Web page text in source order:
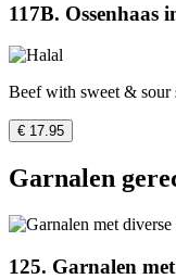
117B. Ossenhaas
Beef with sweet & sour
€ 17.95
Garnalen
125. Garnalen